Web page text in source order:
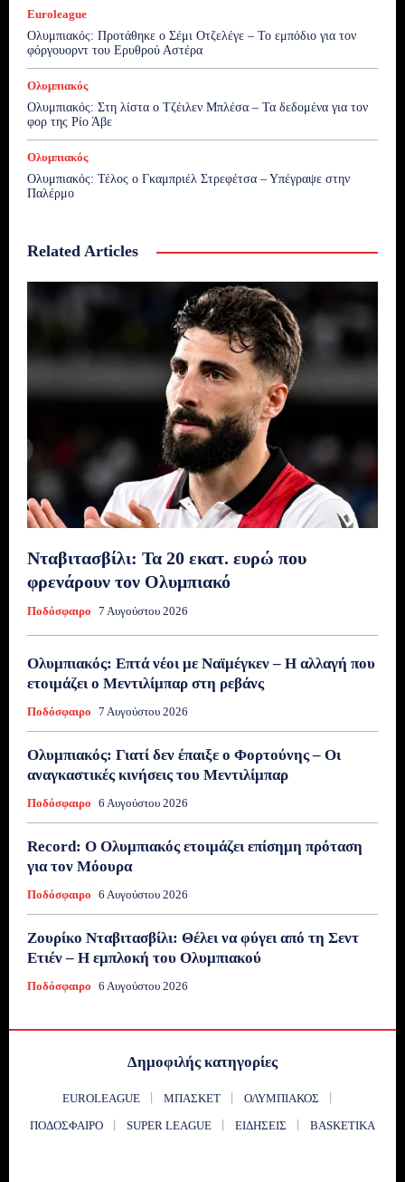
Euroleague
Ολυμπιακός: Προτάθηκε ο Σέμι Οτζελέγε – Το εμπόδιο για τον
φόργουορντ του Ερυθρού Αστέρα
Ολυμπιακός
Ολυμπιακός: Στη λίστα ο Τζέιλεν Μπλέσα – Τα δεδομένα για τον
φορ της Ρίο Άβε
Ολυμπιακός
Ολυμπιακός: Τέλος ο Γκαμπριέλ Στρεφέτσα – Υπέγραψε στην
Παλέρμο
Related Articles
Νταβιτασβίλι: Τα 20 εκατ. ευρώ που
φρενάρουν τον Ολυμπιακό
Ποδόσφαιρο 7 Αυγούστου 2026
Ολυμπιακός: Επτά νέοι με Ναϊμέγκεν – Η αλλαγή που
ετοιμάζει ο Μεντιλίμπαρ στη ρεβάνς
Ποδόσφαιρο 7 Αυγούστου 2026
Ολυμπιακός: Γιατί δεν έπαιξε ο Φορτούνης – Οι
αναγκαστικές κινήσεις του Μεντιλίμπαρ
Ποδόσφαιρο 6 Αυγούστου 2026
Record: Ο Ολυμπιακός ετοιμάζει επίσημη πρόταση
για τον Μόουρα
Ποδόσφαιρο 6 Αυγούστου 2026
Ζουρίκο Νταβιτασβίλι: Θέλει να φύγει από τη Σεντ
Ετιέν – Η εμπλοκή του Ολυμπιακού
Ποδόσφαιρο 6 Αυγούστου 2026
Δημοφιλής κατηγορίες
EUROLEAGUE ΜΠΆΣΚΕΤ
ΟΛΥΜΠΙΑΚΌΣ
ΠΟΔΌΣΦΑΙΡΟ
SUPER LEAGUE ΕΙΔΉΣΕΙΣ BASKETIKA